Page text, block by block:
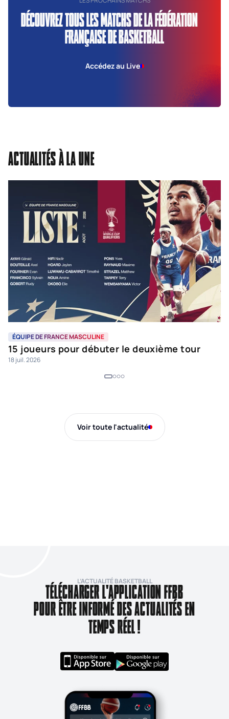
DÉCOUVREZ TOUS LES MATCHS DE LA FÉDÉRATION
FRANÇAISE DE BASKETBALL
Accédez au Live
ACTUALITÉS À LA UNE
ÉQUIPE DE FRANCE MASCULINE
15 joueurs pour débuter le deuxième tour
18 juil. 2026
Voir toute l'actualité
L’ACTUALITÉ BASKETBALL
TÉLÉCHARGER L'APPLICATION FFBB
POUR ÊTRE INFORMÉ DES ACTUALITÉS EN
TEMPS RÉEL !